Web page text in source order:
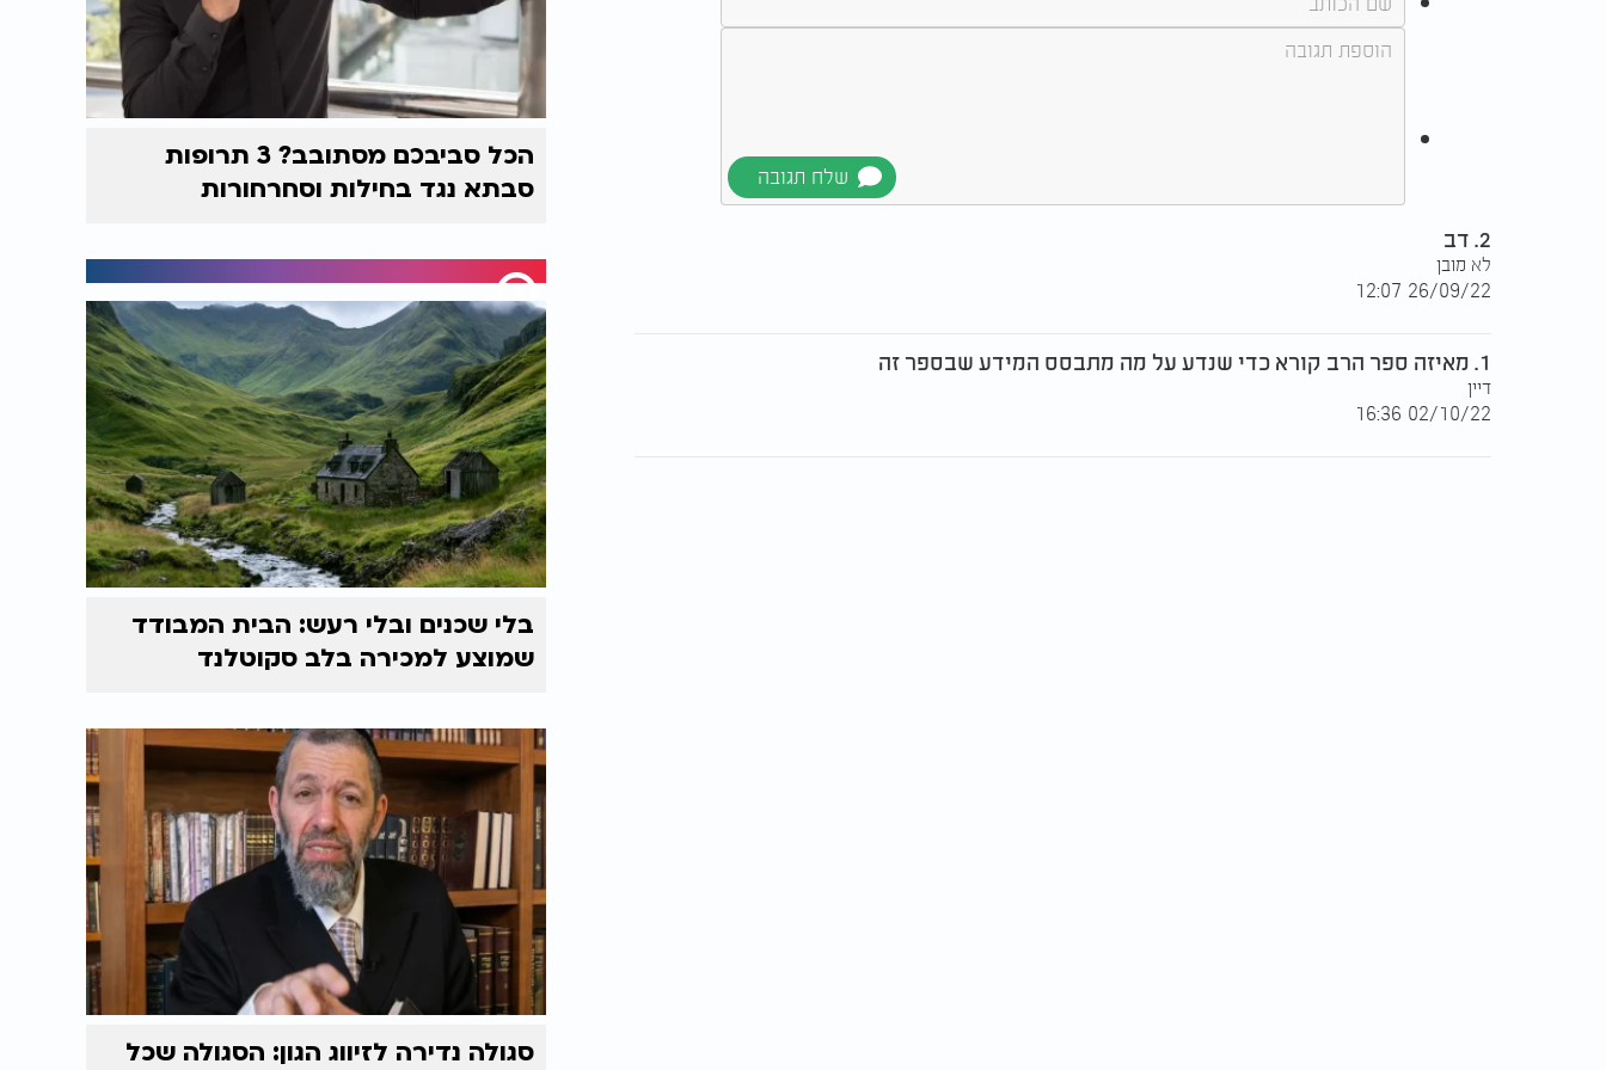
2. דב
לא מובן
26/09/22 12:07
1. מאיזה ספר הרב קורא כדי שנדע על מה מתבסס המידע שבספר זה
דיין
02/10/22 16:36
הכל סביבכם מסתובב? 3 תרופות
סבתא נגד בחילות וסחרחורות
בלי שכנים ובלי רעש: הבית המבודד
שמוצע למכירה בלב סקוטלנד
סגולה נדירה לזיווג הגון: הסגולה שכל